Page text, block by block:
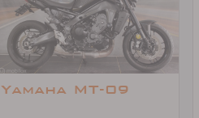
Yamaha MT-09